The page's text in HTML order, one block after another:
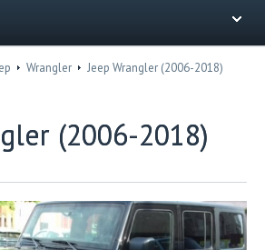
Wrangler Jeep Wrangler (2006-2018)
(2006-2018)